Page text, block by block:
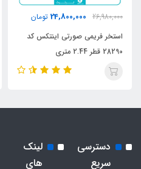
26,980,000
24,800,000 تومان
استخر فریمی صورتی اینتکس کد
28290 قطر 2.44 متری
دسترسی
سریع
لینک
های